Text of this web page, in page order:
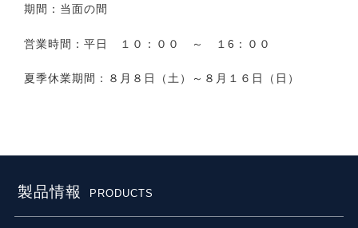
期間：当面の間
営業時間：平日 １０：００ ～ １6：００
夏季休業期間：８月８日（土）～８月１６日（日）
製品情報 PRODUCTS